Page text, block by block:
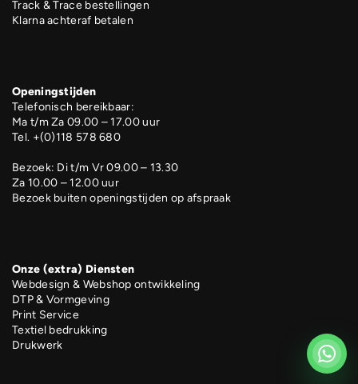
Track & Trace bestellingen
Klarna achteraf betalen
Openingstijden
Telefonisch bereikbaar:
Ma t/m Za 09.00 – 17.00 uur
Tel. +(0)118 578 680
Bezoek: Di t/m Vr 09.00 – 13.30
Za 10.00 – 12.00 uur
Bezoek buiten openingstijden op afspraak
Onze (extra) Diensten
Webdesign & Webshop ontwikkeling
DTP & Vormgeving
Print Service
Textiel bedrukking
Drukwerk